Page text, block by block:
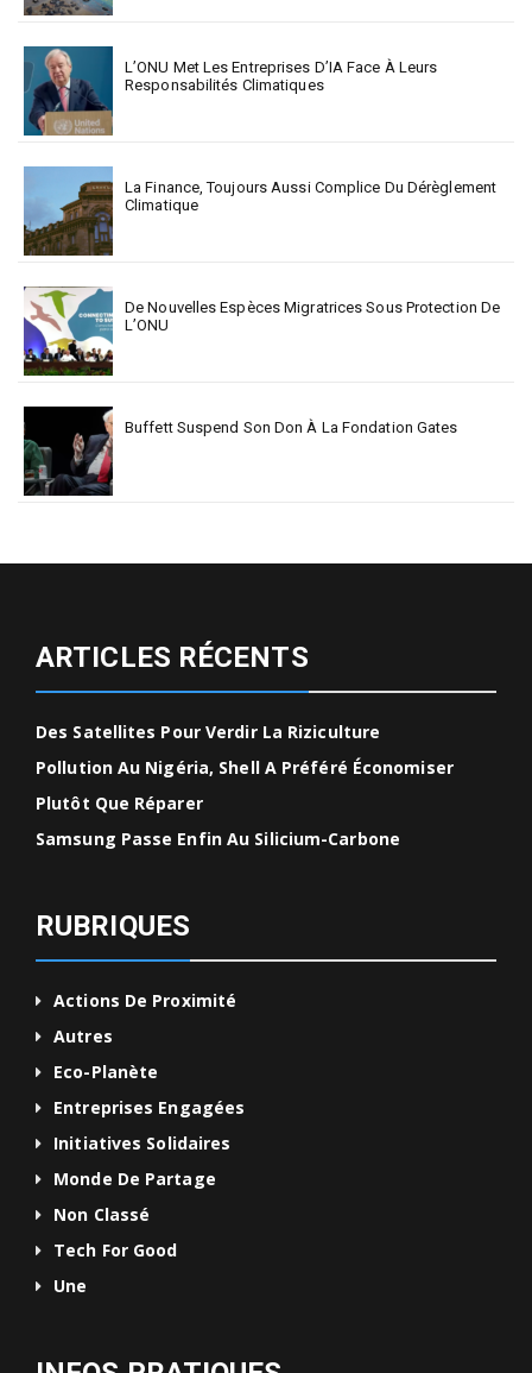
L’ONU Met Les Entreprises D’IA Face À Leurs
Responsabilités Climatiques
La Finance, Toujours Aussi Complice Du Dérèglement
Climatique
De Nouvelles Espèces Migratrices Sous Protection De
L’ONU
Buffett Suspend Son Don À La Fondation Gates
ARTICLES RÉCENTS
Des Satellites Pour Verdir La Riziculture
Pollution Au Nigéria, Shell A Préféré Économiser
Plutôt Que Réparer
Samsung Passe Enfin Au Silicium-Carbone
RUBRIQUES
Actions De Proximité
Autres
Eco-Planète
Entreprises Engagées
Initiatives Solidaires
Monde De Partage
Non Classé
Tech For Good
Une